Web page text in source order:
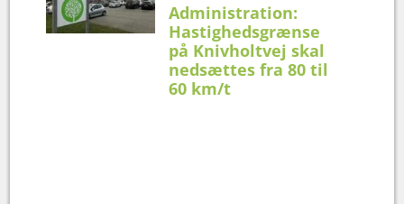
Administration:
Hastighedsgrænse
på Knivholtvej skal
nedsættes fra 80 til
60 km/t